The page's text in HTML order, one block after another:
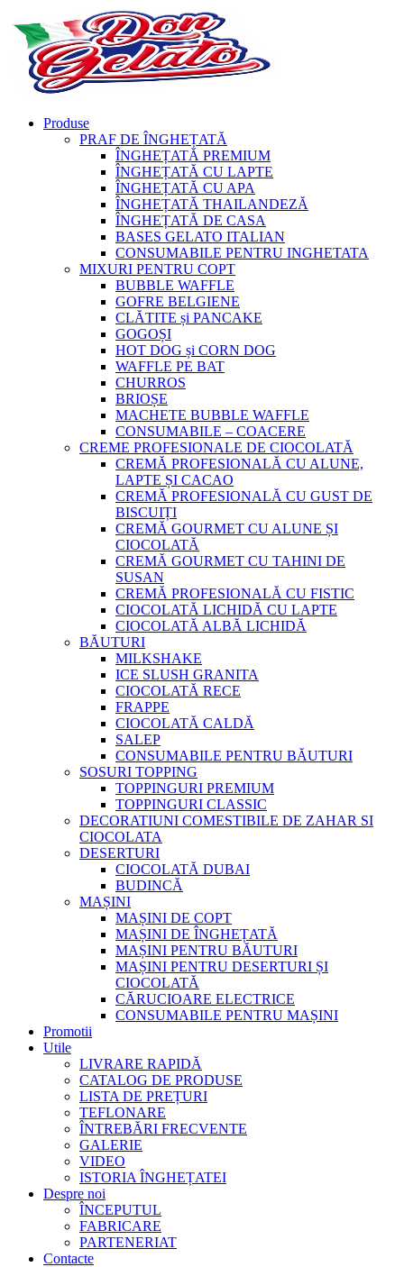
Produse
PRAF DE ÎNGHEȚATĂ
ÎNGHEȚATĂ PREMIUM
ÎNGHEȚATĂ CU LAPTE
ÎNGHEȚATĂ CU APA
ÎNGHEȚATĂ THAILANDEZĂ
ÎNGHEȚATĂ DE CASA
BASES GELATO ITALIAN
CONSUMABILE PENTRU INGHETATA
MIXURI PENTRU COPT
BUBBLE WAFFLE
GOFRE BELGIENE
CLĂTITE și PANCAKE
GOGOȘI
HOT DOG și CORN DOG
WAFFLE PE BAT
CHURROS
BRIOȘE
MACHETE BUBBLE WAFFLE
CONSUMABILE – COACERE
CREME PROFESIONALE DE CIOCOLATĂ
CREMĂ PROFESIONALĂ CU ALUNE,
LAPTE ȘI CACAO
CREMĂ PROFESIONALĂ CU GUST DE
BISCUIȚI
CREMĂ GOURMET CU ALUNE ȘI
CIOCOLATĂ
CREMĂ GOURMET CU TAHINI DE
SUSAN
CREMĂ PROFESIONALĂ CU FISTIC
CIOCOLATĂ LICHIDĂ CU LAPTE
CIOCOLATĂ ALBĂ LICHIDĂ
BĂUTURI
MILKSHAKE
ICE SLUSH GRANITA
CIOCOLATĂ RECE
FRAPPE
CIOCOLATĂ CALDĂ
SALEP
CONSUMABILE PENTRU BĂUTURI
SOSURI TOPPING
TOPPINGURI PREMIUM
TOPPINGURI CLASSIC
DECORATIUNI COMESTIBILE DE ZAHAR SI
CIOCOLATA
DESERTURI
CIOCOLATĂ DUBAI
BUDINCĂ
MAȘINI
MAȘINI DE COPT
MAȘINI DE ÎNGHEȚATĂ
MAȘINI PENTRU BĂUTURI
MAȘINI PENTRU DESERTURI ȘI
CIOCOLATĂ
CĂRUCIOARE ELECTRICE
CONSUMABILE PENTRU MAȘINI
Promotii
Utile
LIVRARE RAPIDĂ
CATALOG DE PRODUSE
LISTA DE PREȚURI
TEFLONARE
ÎNTREBĂRI FRECVENTE
GALERIE
VIDEO
ISTORIA ÎNGHEȚATEI
Despre noi
ÎNCEPUTUL
FABRICARE
PARTENERIAT
Contacte